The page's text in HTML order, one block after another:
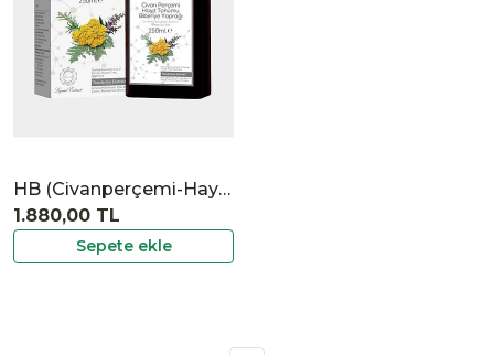
HB (Civanperçemi-Hayıt Tohumu-Biberiye) Ekstraktı
Sepete ekle
1.880,00 TL